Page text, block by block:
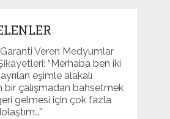
Garanti Veren Medyumlar
: “ Merhaba ben iki
eşimle alakalı
bir çalışmadan bahsetmek
gelmesi için çok fazla
”